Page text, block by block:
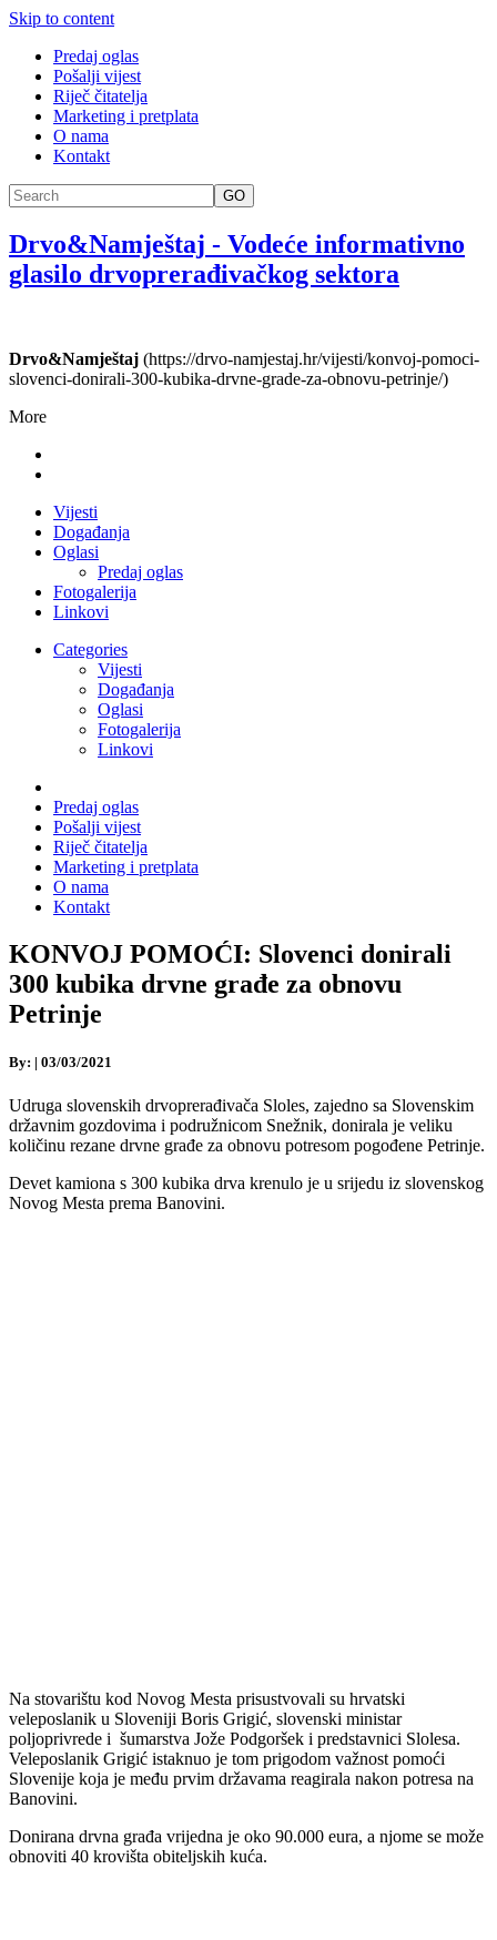
Skip to content
Predaj oglas
Pošalji vijest
Riječ čitatelja
Marketing i pretplata
O nama
Kontakt
GO
Drvo&Namještaj - Vodeće informativno
glasilo drvoprerađivačkog sektora
Drvo&Namještaj (https://drvo-namjestaj.hr/vijesti/konvoj-pomoci-
slovenci-donirali-300-kubika-drvne-grade-za-obnovu-petrinje/)
More
Vijesti
Događanja
Oglasi
Predaj oglas
Fotogalerija
Linkovi
Categories
Vijesti
Događanja
Oglasi
Fotogalerija
Linkovi
Predaj oglas
Pošalji vijest
Riječ čitatelja
Marketing i pretplata
O nama
Kontakt
KONVOJ POMOĆI: Slovenci donirali
300 kubika drvne građe za obnovu
Petrinje
By: | 03/03/2021
Udruga slovenskih drvoprerađivača Sloles, zajedno sa Slovenskim
državnim gozdovima i podružnicom Snežnik, donirala je veliku
količinu rezane drvne građe za obnovu potresom pogođene Petrinje.
Devet kamiona s 300 kubika drva krenulo je u srijedu iz slovenskog
Novog Mesta prema Banovini.
Na stovarištu kod Novog Mesta prisustvovali su hrvatski
veleposlanik u Sloveniji Boris Grigić, slovenski ministar
poljoprivrede i šumarstva Jože Podgoršek i predstavnici Slolesa.
Veleposlanik Grigić istaknuo je tom prigodom važnost pomoći
Slovenije koja je među prvim državama reagirala nakon potresa na
Banovini.
Donirana drvna građa vrijedna je oko 90.000 eura, a njome se može
obnoviti 40 krovišta obiteljskih kuća.